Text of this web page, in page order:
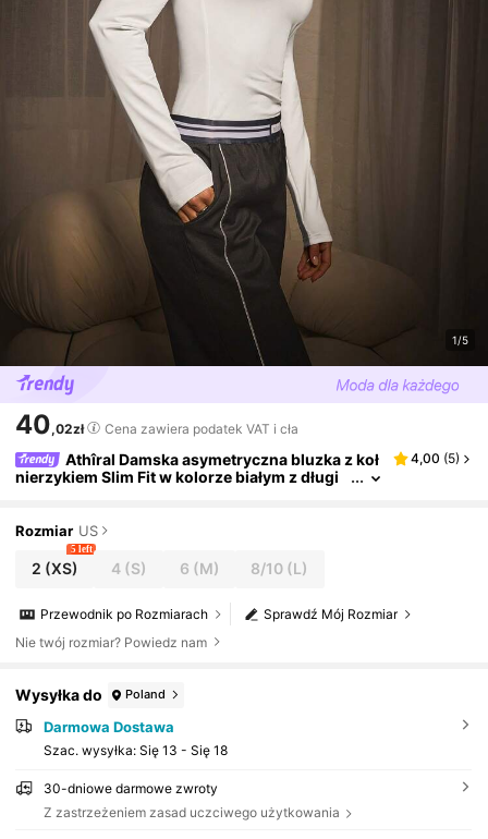
1/5
40,02zł Cena zawiera podatek VAT i cła
Athîral Damska asymetryczna bluzka z koł
nierzykiem Slim Fit w kolorze białym z długi
4,00 (5)
Rozmiar US
2 (XS)
5 left
4(S) 6 (M) 8/10 (L)
Sprawdź Mój Rozmiar
Przewodnik po Rozmiarach
Nie twój rozmiar? Powiedz nam
Wysyłka do Poland
Darmowa Dostawa
Szac. wysyłka: Się 13 - Się 18
30-dniowe darmowe zwroty
Z zastrzeżeniem zasad uczciwego użytkowania